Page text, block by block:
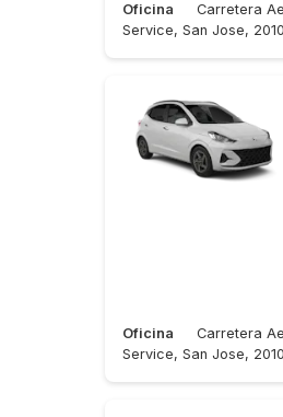
Oficina
Carretera
Service, San Jose,
Oficina
Carretera
Service, San Jose,